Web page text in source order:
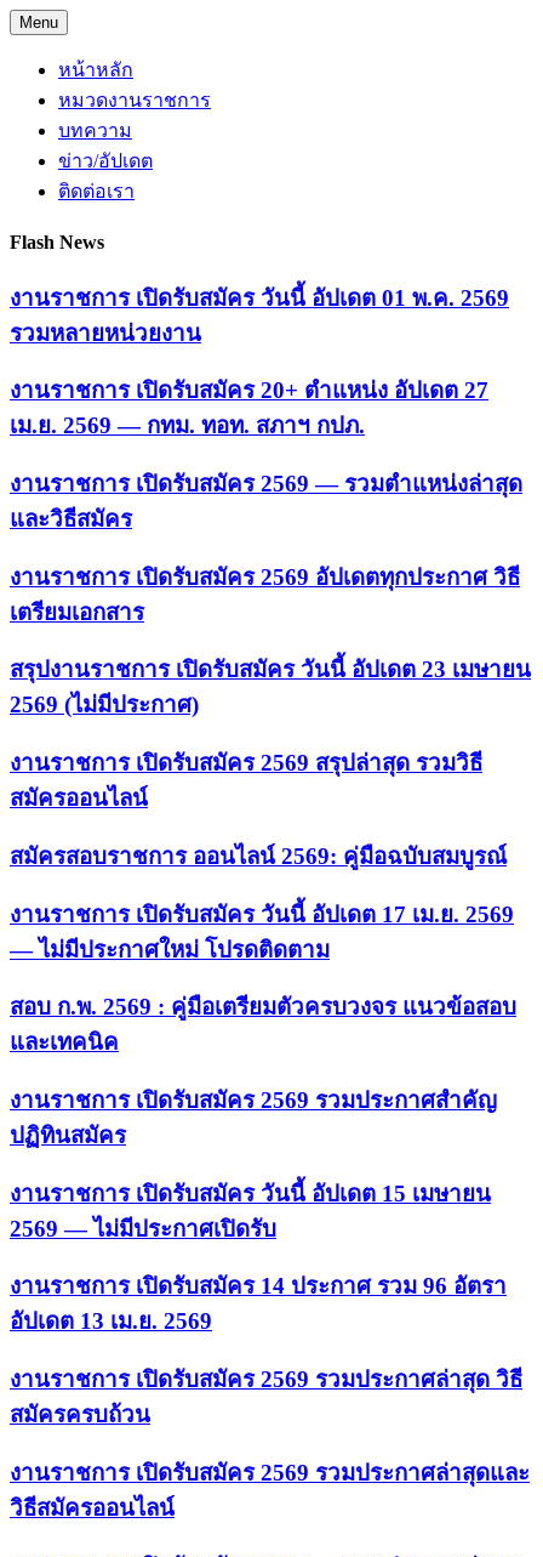
Skip
to
content
Menu
หน้าหลัก
หมวดงานราชการ
บทความ
ข่าว/อัปเดต
ติดต่อเรา
Flash News
งานราชการ เปิดรับสมัคร วันนี้ อัปเดต 01 พ.ค. 2569
รวมหลายหน่วยงาน
งานราชการ เปิดรับสมัคร 20+ ตำแหน่ง อัปเดต 27
เม.ย. 2569 — กทม. ทอท. สภาฯ กปภ.
งานราชการ เปิดรับสมัคร 2569 — รวมตำแหน่งล่าสุด
และวิธีสมัคร
งานราชการ เปิดรับสมัคร 2569 อัปเดตทุกประกาศ วิธี
เตรียมเอกสาร
สรุปงานราชการ เปิดรับสมัคร วันนี้ อัปเดต 23 เมษายน
2569 (ไม่มีประกาศ)
งานราชการ เปิดรับสมัคร 2569 สรุปล่าสุด รวมวิธี
สมัครออนไลน์
สมัครสอบราชการ ออนไลน์ 2569: คู่มือฉบับสมบูรณ์
งานราชการ เปิดรับสมัคร วันนี้ อัปเดต 17 เม.ย. 2569
— ไม่มีประกาศใหม่ โปรดติดตาม
สอบ ก.พ. 2569 : คู่มือเตรียมตัวครบวงจร แนวข้อสอบ
และเทคนิค
งานราชการ เปิดรับสมัคร 2569 รวมประกาศสำคัญ
ปฏิทินสมัคร
งานราชการ เปิดรับสมัคร วันนี้ อัปเดต 15 เมษายน
2569 — ไม่มีประกาศเปิดรับ
งานราชการ เปิดรับสมัคร 14 ประกาศ รวม 96 อัตรา
อัปเดต 13 เม.ย. 2569
งานราชการ เปิดรับสมัคร 2569 รวมประกาศล่าสุด วิธี
สมัครครบถ้วน
งานราชการ เปิดรับสมัคร 2569 รวมประกาศล่าสุดและ
วิธีสมัครออนไลน์